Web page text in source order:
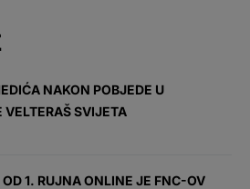
NAKON POBJEDE U
VELTERAŠ SVIJETA
1. RUJNA ONLINE JE FNC-OV